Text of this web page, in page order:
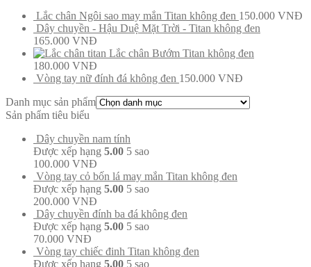
Lắc chân Ngôi sao may mắn Titan không đen 150.000 VNĐ
Dây chuyền - Hậu Duệ Mặt Trời - Titan không đen
165.000 VNĐ
Lắc chân Bướm Titan không đen
180.000 VNĐ
Vòng tay nữ đính đá không đen 150.000 VNĐ
Danh mục sản phẩm
Sản phẩm tiêu biểu
Dây chuyền nam tính
Được xếp hạng 5.00 5 sao
100.000 VNĐ
Vòng tay cỏ bốn lá may mắn Titan không đen
Được xếp hạng 5.00 5 sao
200.000 VNĐ
Dây chuyền đính ba đá không đen
Được xếp hạng 5.00 5 sao
70.000 VNĐ
Vòng tay chiếc đinh Titan không đen
Được xếp hạng 5.00 5 sao